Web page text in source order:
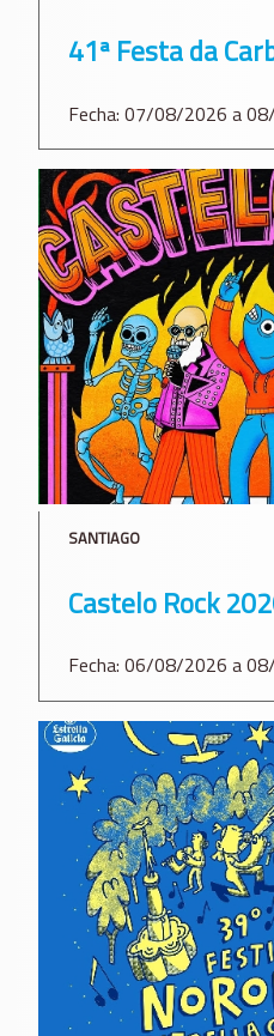
41ª Festa da
Fecha: 07/08/2026 a
SANTIAGO
Castelo Rock
Fecha: 06/08/2026 a